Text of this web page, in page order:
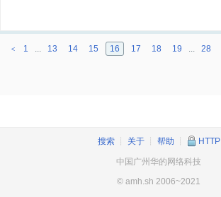
< 1 ... 13 14 15 16 17 18 19 ... 28
搜索┊ 关于┊ 帮助 HTTP
中国广州华的网络科技
© amh.sh 2006~2021